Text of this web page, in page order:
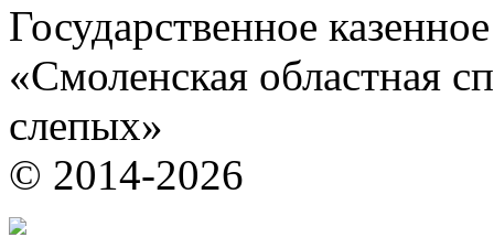
Государственное
«Смоленская областная
слепых»
© 2014-2026